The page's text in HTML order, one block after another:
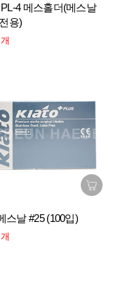
PL-4 메스홀더(메스날
용)
스날 #25 (100입)